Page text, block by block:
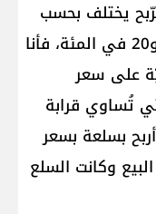
يختلف بحسب
المنتج، لكنه يتراوح غالباً بين 10 و20 في المئة، فأنا
إضافيّة على سعر
تُساوي قرابة
أربح بسلعة بسعر
وكانت السلع